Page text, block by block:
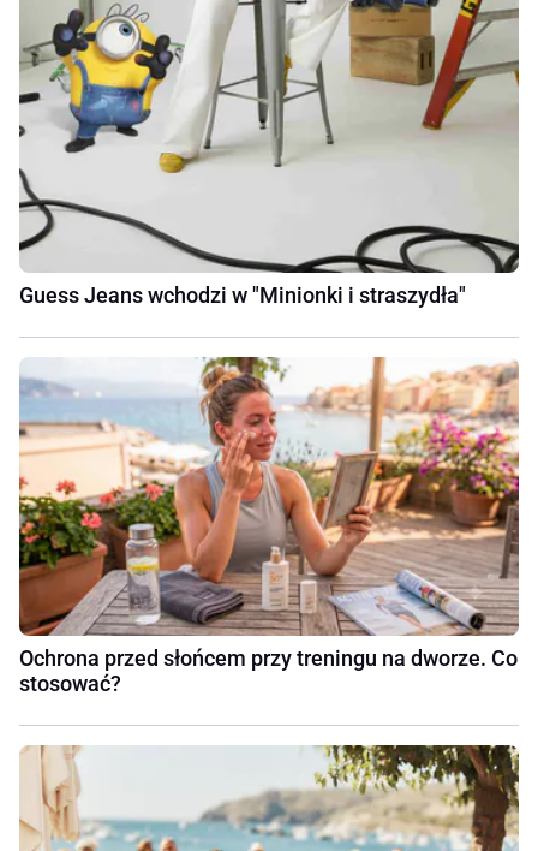
Guess Jeans wchodzi w "Minionki i straszydła"
Ochrona przed słońcem przy treningu na dworze. Co
stosować?